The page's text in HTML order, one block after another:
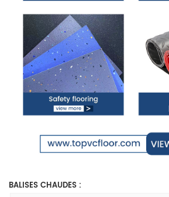
BALISES CHAUDES :